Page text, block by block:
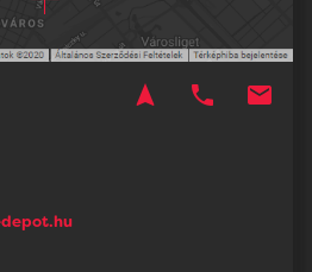
navigation phone mail